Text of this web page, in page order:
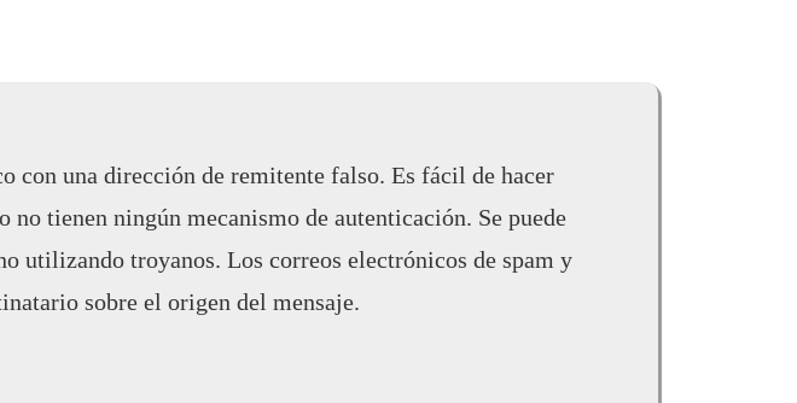
con una dirección de remitente falso. Es fácil de hacer
tienen ningún mecanismo de autenticación. Se puede
utilizando troyanos.​ Los correos electrónicos de spam y
sobre el origen del mensaje.​